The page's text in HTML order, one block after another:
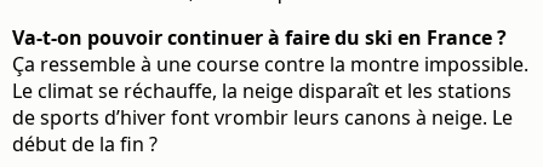
Va-t-on pouvoir continuer à faire du ski en France ?
Ça ressemble à une course contre la montre impossible.
Le climat se réchauffe, la neige disparaît et les stations
de sports d’hiver font vrombir leurs canons à neige. Le
début de la fin ?